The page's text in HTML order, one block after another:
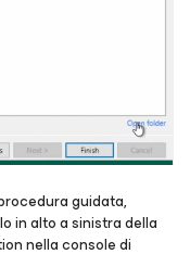
guidata,
in alto a sinistra della
nella console di